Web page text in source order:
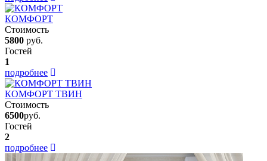
КОМФОРТ
Стоимость
5800 руб.
Гостей
1
подробнее
КОМФОРТ ТВИН
Стоимость
6500руб.
Гостей
2
подробнее